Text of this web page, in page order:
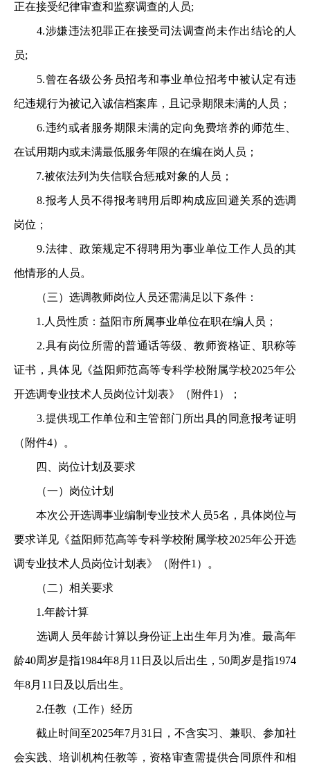
正在接受纪律审查和监察调查的人员;
4.涉嫌违法犯罪正在接受司法调查尚未作出结论的人
员;
5.曾在各级公务员招考和事业单位招考中被认定有违
纪违规行为被记入诚信档案库，且记录期限未满的人员；
6.违约或者服务期限未满的定向免费培养的师范生、
在试用期内或未满最低服务年限的在编在岗人员；
7.被依法列为失信联合惩戒对象的人员；
8.报考人员不得报考聘用后即构成应回避关系的选调
岗位；
9.法律、政策规定不得聘用为事业单位工作人员的其
他情形的人员。
（三）选调教师岗位人员还需满足以下条件：
1.人员性质：益阳市所属事业单位在职在编人员；
2.具有岗位所需的普通话等级、教师资格证、职称等
证书，具体见《益阳师范高等专科学校附属学校2025年公
开选调专业技术人员岗位计划表》（附件1）；
3.提供现工作单位和主管部门所出具的同意报考证明
（附件4）。
四、岗位计划及要求
（一）岗位计划
本次公开选调事业编制专业技术人员5名，具体岗位与
要求详见《益阳师范高等专科学校附属学校2025年公开选
调专业技术人员岗位计划表》（附件1）。
（二）相关要求
1.年龄计算
选调人员年龄计算以身份证上出生年月为准。最高年
龄40周岁是指1984年8月11日及以后出生，50周岁是指1974
年8月11日及以后出生。
2.任教（工作）经历
截止时间至2025年7月31日，不含实习、兼职、参加社
会实践、培训机构任教等，资格审查需提供合同原件和相